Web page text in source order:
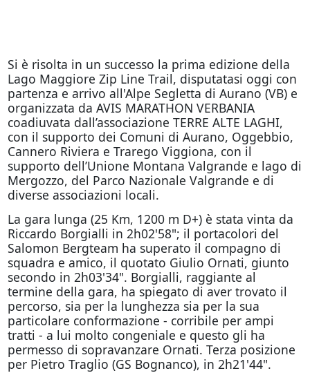
Si è risolta in un successo la prima edizione della
Lago Maggiore Zip Line Trail, disputatasi oggi con
partenza e arrivo all'Alpe Segletta di Aurano (VB) e
organizzata da AVIS MARATHON VERBANIA
coadiuvata dall’associazione TERRE ALTE LAGHI,
con il supporto dei Comuni di Aurano, Oggebbio,
Cannero Riviera e Trarego Viggiona, con il
supporto dell’Unione Montana Valgrande e lago di
Mergozzo, del Parco Nazionale Valgrande e di
diverse associazioni locali.
La gara lunga (25 Km, 1200 m D+) è stata vinta da
Riccardo Borgialli in 2h02'58"; il portacolori del
Salomon Bergteam ha superato il compagno di
squadra e amico, il quotato Giulio Ornati, giunto
secondo in 2h03'34". Borgialli, raggiante al
termine della gara, ha spiegato di aver trovato il
percorso, sia per la lunghezza sia per la sua
particolare conformazione - corribile per ampi
tratti - a lui molto congeniale e questo gli ha
permesso di sopravanzare Ornati. Terza posizione
per Pietro Traglio (GS Bognanco), in 2h21'44".